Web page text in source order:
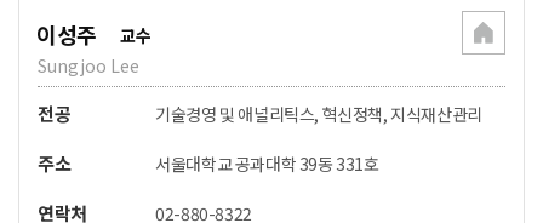
이성주
교수
Sungjoo Lee
전공 기술경영 및 애널리틱스, 혁신정책, 지식재산관리
주소 서울대학교 공과대학 39동 331호
연락처 02-880-8322